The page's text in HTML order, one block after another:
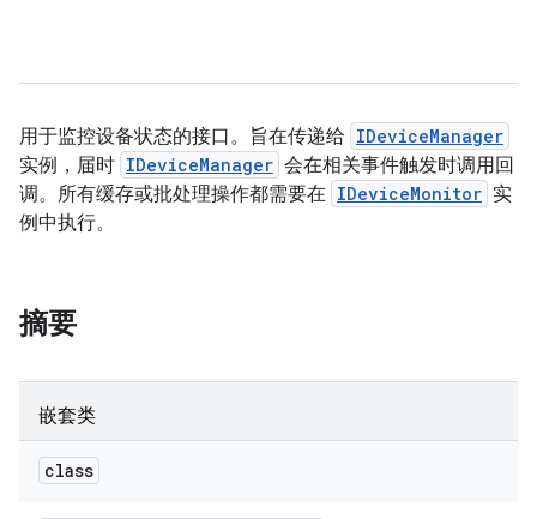
用于监控设备状态的接口。旨在传递给 IDeviceManager
实例，届时 IDeviceManager 会在相关事件触发时调用回
调。所有缓存或批处理操作都需要在 IDeviceMonitor 实
例中执行。
摘要
嵌套类
class